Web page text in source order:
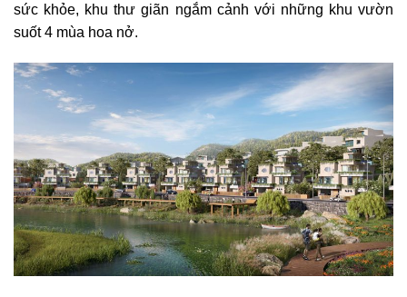
sức khỏe, khu thư giãn ngắm cảnh với những khu vườn
suốt 4 mùa hoa nở.